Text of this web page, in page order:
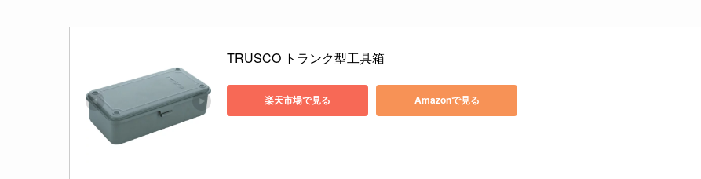
TRUSCO トランク型工具箱
楽天市場で見る Amazonで見る